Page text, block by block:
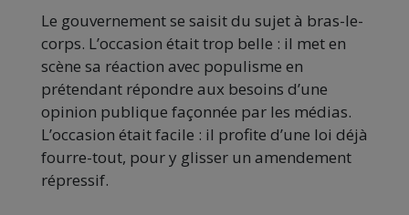
Le gouvernement se saisit du sujet à bras-le-
corps. L’occasion était trop belle : il met en
scène sa réaction avec populisme en
prétendant répondre aux besoins d’une
opinion publique façonnée par les médias.
L’occasion était facile : il profite d’une loi déjà
fourre-tout, pour y glisser un amendement
répressif.